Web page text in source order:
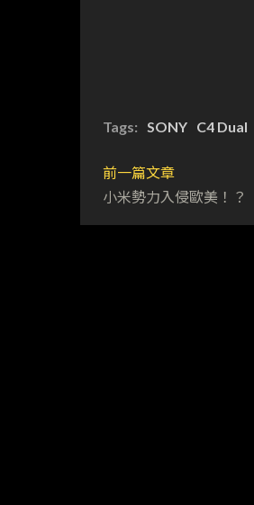
Tags: SONY C4 Dual
前一篇文章
小米勢力入侵歐美！？